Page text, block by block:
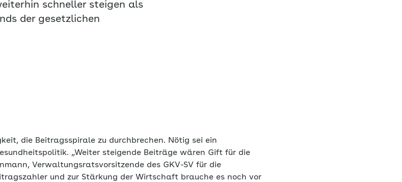
schneller steigen als
der gesetzlichen
die Beitragsspirale zu durchbrechen. Nötig sei ein
„Weiter steigende Beiträge wären Gift für die
Verwaltungsratsvorsitzende des GKV-SV für die
und zur Stärkung der Wirtschaft brauche es noch vor